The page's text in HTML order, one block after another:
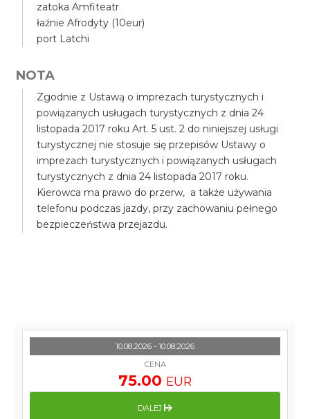
zatoka Amfiteatr
łaźnie Afrodyty (10eur)
port Latchi
NOTA
Zgodnie z Ustawą o imprezach turystycznych i
powiązanych usługach turystycznych z dnia 24
listopada 2017 roku Art. 5 ust. 2 do niniejszej usługi
turystycznej nie stosuje się przepisów Ustawy o
imprezach turystycznych i powiązanych usługach
turystycznych z dnia 24 listopada 2017 roku.
Kierowca ma prawo do przerw, a także używania
telefonu podczas jazdy, przy zachowaniu pełnego
bezpieczeństwa przejazdu.
10.08.2026 - 10.08.2026
CENA
75.00 EUR
DALEJ